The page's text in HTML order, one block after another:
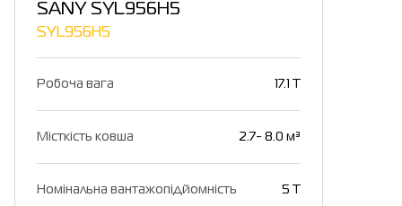
SANY SYL956H5
SYL956H5
Робоча вага 17.1 T
Місткість ковша 2.7- 8.0 м³
Номінальна вантажопідйомність 5 T